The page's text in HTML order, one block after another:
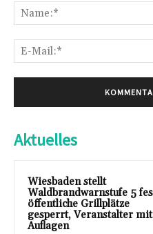
Aktuelles
Wiesbaden stellt
Waldbrandwarnstufe 5
öffentliche Grillplätze
gesperrt, Veranstalter mit
Auflagen